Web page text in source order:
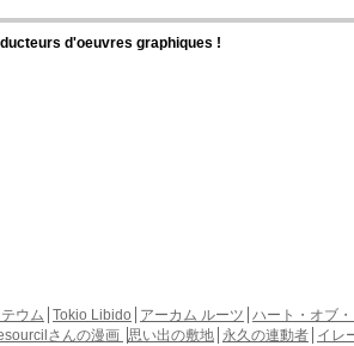
d'oeuvres graphiques !
ウム Tokio Libido アーカム ルーツ ハート・オブ
さんの漫画 思い出の敷地 永久の連動者 イレ